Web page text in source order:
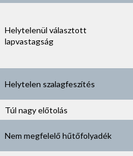
Helytelenül választott
lapvastagság
Helytelen szalagfeszítés
Túl nagy előtolás
Nem megfelelő hűtőfolyadék